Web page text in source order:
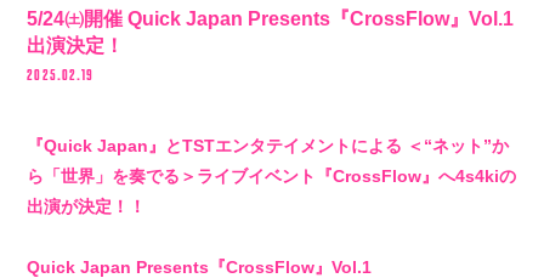
5/24㈯開催 Quick Japan Presents『CrossFlow』Vol.1
出演決定！
2025.02.19
『Quick Japan』とTSTエンタテイメントによる ＜“ネット”か
ら「世界」を奏でる＞ライブイベント『CrossFlow』へ4s4kiの
出演が決定！！
Quick Japan Presents『CrossFlow』Vol.1